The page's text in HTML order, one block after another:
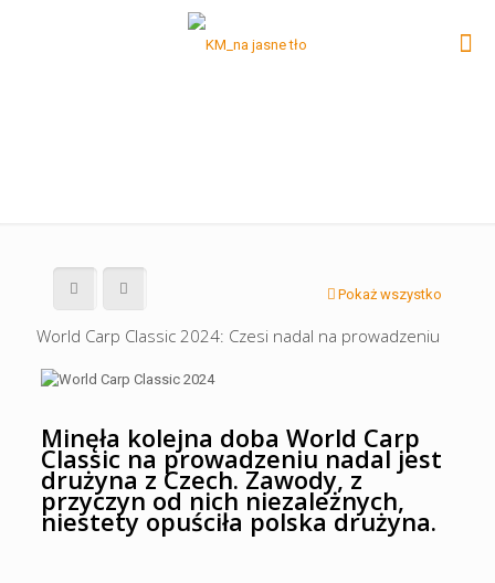
Pokaż wszystko
World Carp Classic 2024: Czesi nadal na prowadzeniu
Minęła kolejna doba World Carp
Classic na prowadzeniu nadal jest
drużyna z Czech. Zawody, z
przyczyn od nich niezależnych,
niestety opuściła polska drużyna.